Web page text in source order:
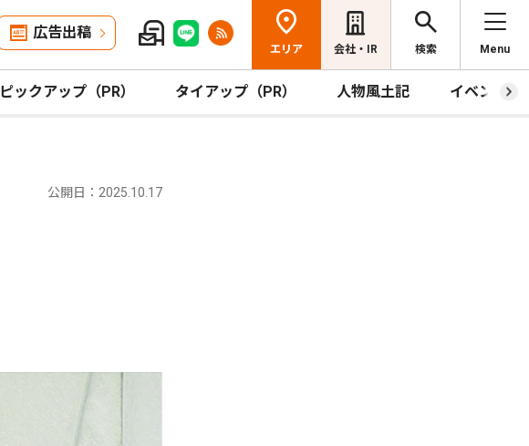
広告出稿
エリア 会社・IR 検索 Menu
ピックアップ（PR） タイアップ（PR） 人物風土記 イベント
公開日：2025.10.17